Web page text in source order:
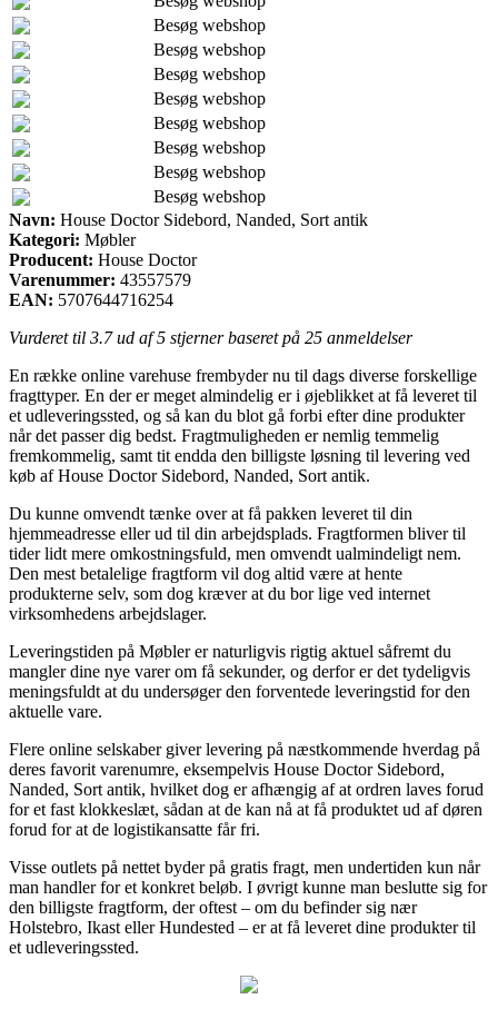
Besøg webshop
Besøg webshop
Besøg webshop
Besøg webshop
Besøg webshop
Besøg webshop
Besøg webshop
Besøg webshop
Navn: House Doctor Sidebord, Nanded, Sort antik
Kategori: Møbler
Producent: House Doctor
Varenummer: 43557579
EAN: 5707644716254
Vurderet til 3.7ud af 5 stjerner baseret på 25 anmeldelser
En række online varehuse frembyder nu til dags diverse forskellige
fragttyper. En der er meget almindelig er i øjeblikket at få leveret til
et udleveringssted, og så kan du blot gå forbi efter dine produkter
når det passer dig bedst. Fragtmuligheden er nemlig temmelig
fremkommelig, samt tit endda den billigste løsning til levering ved
køb af House Doctor Sidebord, Nanded, Sort antik.
Du kunne omvendt tænke over at få pakken leveret til din
hjemmeadresse eller ud til din arbejdsplads. Fragtformen bliver til
tider lidt mere omkostningsfuld, men omvendt ualmindeligt nem.
Den mest betalelige fragtform vil dog altid være at hente
produkterne selv, som dog kræver at du bor lige ved internet
virksomhedens arbejdslager.
Leveringstiden på Møbler er naturligvis rigtig aktuel såfremt du
mangler dine nye varer om få sekunder, og derfor er det tydeligvis
meningsfuldt at du undersøger den forventede leveringstid for den
aktuelle vare.
Flere online selskaber giver levering på næstkommende hverdag på
deres favorit varenumre, eksempelvis House Doctor Sidebord,
Nanded, Sort antik, hvilket dog er afhængig af at ordren laves forud
for et fast klokkeslæt, sådan at de kan nå at få produktet ud af døren
forud for at de logistikansatte får fri.
Visse outlets på nettet byder på gratis fragt, men undertiden kun når
man handler for et konkret beløb. I øvrigt kunne man beslutte sig for
den billigste fragtform, der oftest – om du befinder sig nær
Holstebro, Ikast eller Hundested – er at få leveret dine produkter til
et udleveringssted.